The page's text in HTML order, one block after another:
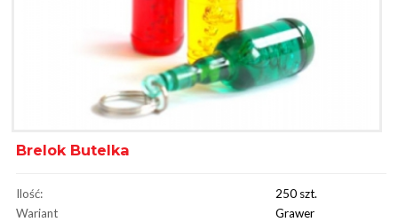
Brelok Butelka
Ilość:
250 szt.
Wariant
Grawer